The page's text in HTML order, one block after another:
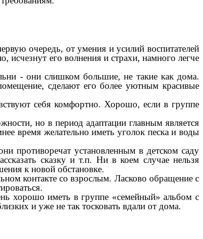
очередь, от умения и усилий воспитателей
исчезнут его волнения и страхи, намного легче
- они слишком большие, не такие как дома.
сделают его более уютным красивые
себя комфортно. Хорошо, если в группе
но в период адаптации главным является
время желательно иметь уголок песка и воды
противоречат установленным в детском саду
сказку и т.п. Ни в коем случае нельзя
к новой обстановке.
контакте со взрослым. Ласково обращение с
хорошо иметь в группе «семейный» альбом с
и уже не так тосковать вдали от дома.